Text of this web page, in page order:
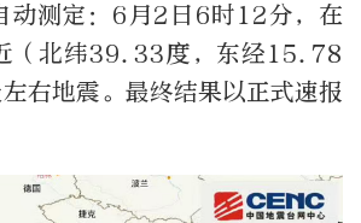
动测定：6月2日6时12分，在
（北纬39.33度，东经15.78
右地震。最终结果以正式速报